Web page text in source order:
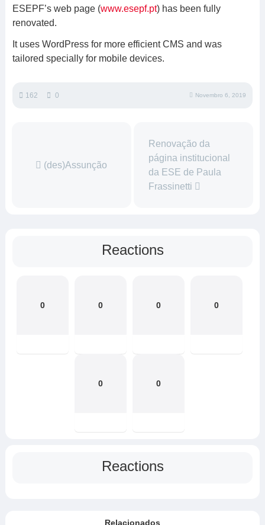
ESEPF’s web page (www.esepf.pt) has been fully
renovated.
It uses WordPress for more efficient CMS and was
tailored specially for mobile devices.
162 0 Novembro 6, 2019
(des)Assunção
Renovação da
página institucional
da ESE de Paula
Frassinetti
Reactions
0 0 0 0
0 0
Reactions
Relacionados